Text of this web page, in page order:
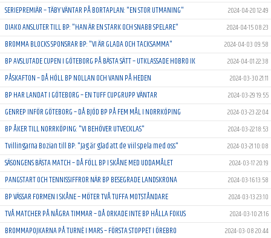
SERIEPREMIÄR – TÄBY VÄNTAR PÅ BORTAPLAN: "EN STOR UTMANING" 2024-04-20 12:49
DIAKO ANSLUTER TILL BP: "HAN ÄR EN STARK OCH SNABB SPELARE" 2024-04-15 08:23
BROMMA BLOCKS SPONSRAR BP: "VI ÄR GLADA OCH TACKSAMMA" 2024-04-03 09:58
BP AVSLUTADE CUPEN I GÖTEBORG PÅ BÄSTA SÄTT – UTKLASSADE HOBRO IK 2024-04-01 22:38
PÅSKAFTON – DÅ HÖLL BP NOLLAN OCH VANN PÅ HEDEN 2024-03-30 21:11
BP HAR LANDAT I GÖTEBORG – EN TUFF CUPGRUPP VÄNTAR 2024-03-29 19:55
GENREP INFÖR GÖTEBORG – DÅ BJÖD BP PÅ FEM MÅL I NORRKÖPING 2024-03-23 22:04
BP ÅKER TILL NORRKÖPING: "VI BEHÖVER UTVECKLAS" 2024-03-22 18:53
Tvillingarna Bozian till BP: "Jag är glad att de viil spela med oss" 2024-03-21 10:08
SÄSONGENS BÄSTA MATCH – DÅ FÖLL BP I SKÅNE MED UDDAMÅLET 2024-03-17 20:19
PANGSTART OCH TENNISSIFFROR NÄR BP BESEGRADE LANDSKRONA 2024-03-16 13:58
BP VÄSSAR FORMEN I SKÅNE – MÖTER TVÅ TUFFA MOTSTÅNDARE 2024-03-13 23:10
TVÅ MATCHER PÅ NÅGRA TIMMAR – DÅ ORKADE INTE BP HÅLLA FOKUS 2024-03-10 21:16
BROMMAPOJKARNA PÅ TURNÈ I MARS – FÖRSTA STOPPET I ÖREBRO 2024-03-08 20:44